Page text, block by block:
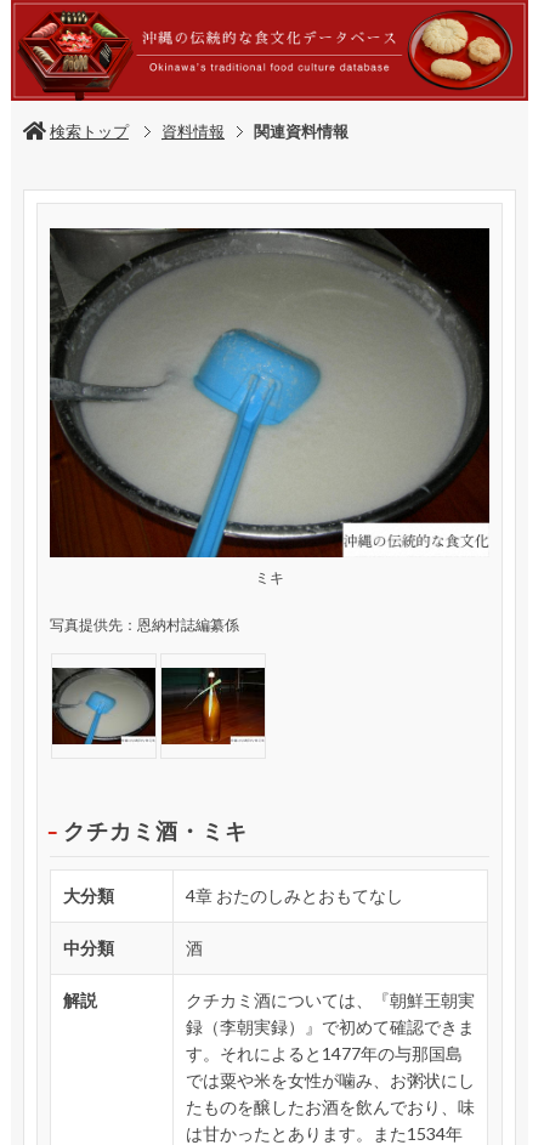
検索トップ 資料情報 関連資料情報
ミキ
写真提供先：恩納村誌編纂係
クチカミ酒・ミキ
大分類 4章 おたのしみとおもてなし
中分類 酒
解説
クチカミ酒については、『朝鮮王朝実
録（李朝実録）』で初めて確認できま
す。それによると1477年の与那国島
では粟や米を女性が噛み、お粥状にし
たものを醸したお酒を飲んでおり、味
は甘かったとあります。また1534年